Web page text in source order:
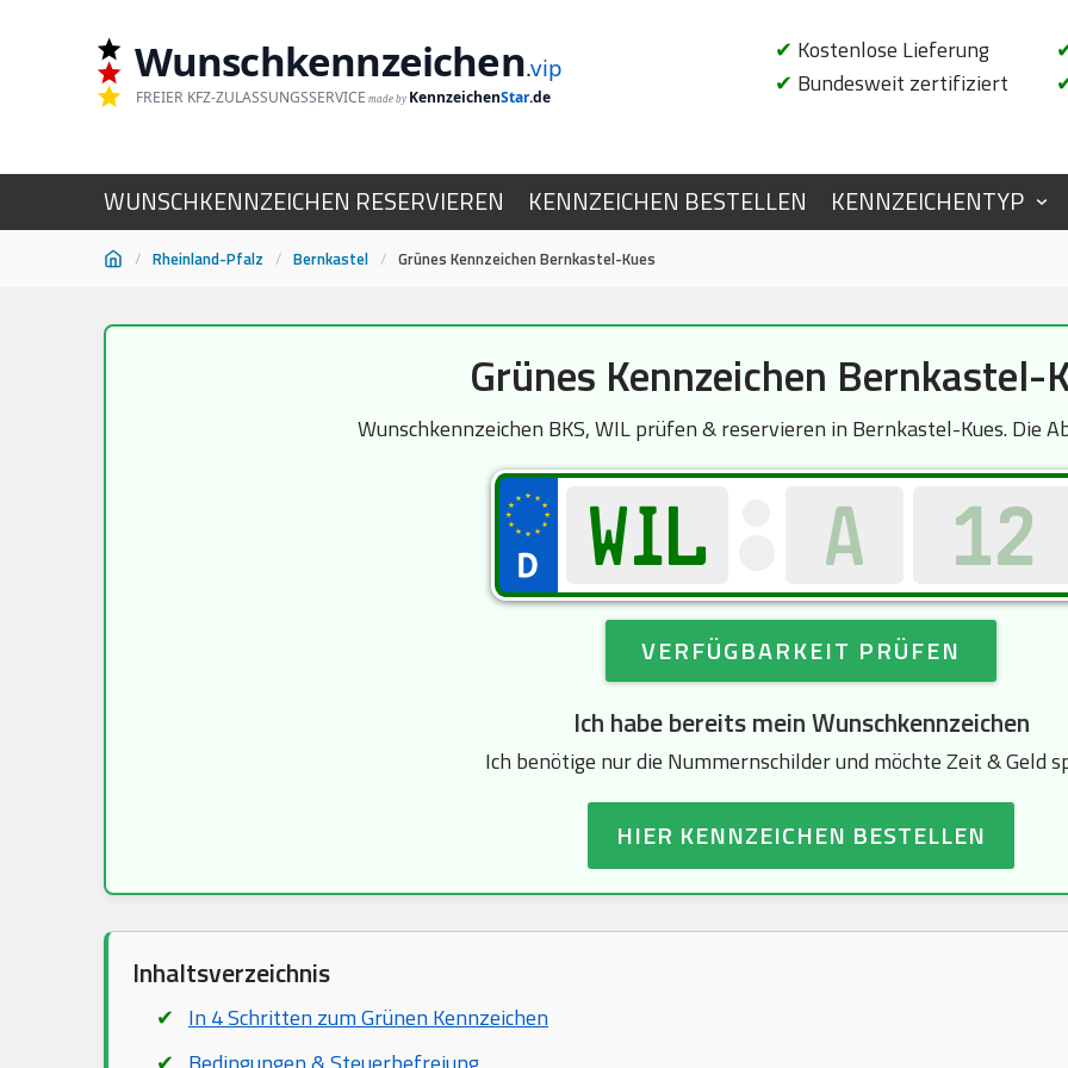
Wunschkennzeichen.vip
FREIER KFZ-ZULASSUNGSSERVICE made by KennzeichenStar.de
✔ Kostenlose Lieferung
✔ Bundesweit zertifiziert
WUNSCHKENNZEICHEN RESERVIEREN KENNZEICHEN BESTELLEN KENNZEICHENTYP
/ Rheinland-Pfalz / Bernkastel / Grünes Kennzeichen Bernkastel-Kues
Grünes Kennzeichen Bernkastel-
Wunschkennzeichen BKS, WIL prüfen & reservieren in Bernkastel-Kues. Die
VERFÜGBARKEIT PRÜFEN
Ich habe bereits mein Wunschkennzeichen
Ich benötige nur die Nummernschilder und möchte Zeit & Geld
HIER KENNZEICHEN BESTELLEN
Inhaltsverzeichnis
In 4 Schritten zum Grünen Kennzeichen